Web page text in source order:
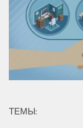
ТЕМЫ: